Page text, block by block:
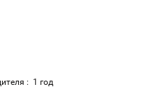
: 1 год